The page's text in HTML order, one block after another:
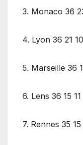
3. Monaco 36
4. Lyon 36 21
5. Marseille 36
6. Lens 36 15
7. Rennes 35